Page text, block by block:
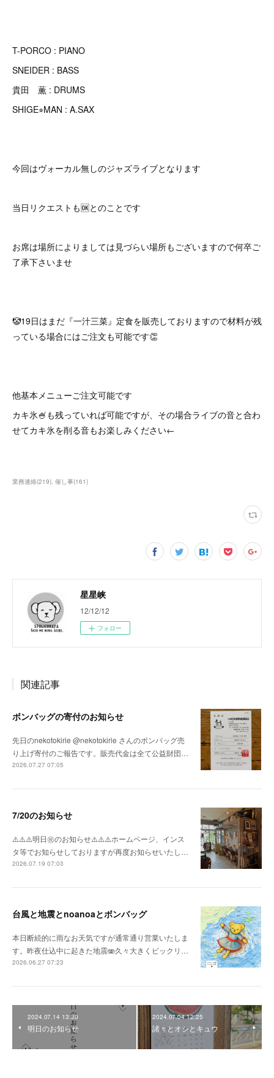
T-PORCO : PIANO
SNEIDER : BASS
貴田 薫 : DRUMS
SHIGE⭐︎MAN : A.SAX
今回はヴォーカル無しのジャズライブとなります
当日リクエストも🆗とのことです
お席は場所によりましては見づらい場所もございますので何卒ご
了承下さいませ
🤡19日はまだ『一汁三菜』定食を販売しておりますので材料が残
っている場合にはご注文も可能です👏
他基本メニューご注文可能です
カキ氷🍧も残っていれば可能ですが、その場合ライブの音と合わ
せてカキ氷を削る音もお楽しみください←
業務連絡(219) 催し事(161)
星星峡
12/12/12
フォロー
関連記事
ボンバッグの寄付のお知らせ
先日のnekotokirie @nekotokirie さんのボンバッグ売
り上げ寄付のご報告です。販売代金は全て公益財団…
2026.07.27 07:05
7/20のお知らせ
⚠️⚠️⚠️明日㊗️のお知らせ⚠️⚠️⚠️ホームページ、インス
タ等でお知らせしておりますが再度お知らせいたし…
2026.07.19 07:03
台風と地震とnoanoaとボンバッグ
本日断続的に雨なお天気ですが通常通り営業いたしま
す。昨夜仕込中に起きた地震🫨久々大きくビックリ…
2026.06.27 07:23
2024.07.14 13:30
明日のお知らせ
2024.07.04 12:25
諸々とオシとキュウ